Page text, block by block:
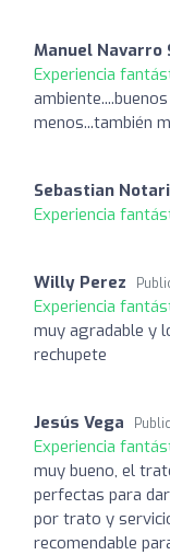
Manuel Navarro
Experiencia
menos...también
Sebastian
Experiencia
Willy Perez
Experiencia
muy agradable y
rechupete
Jesús Vega
Experiencia
muy bueno, el
perfectas para
por trato y
recomendable